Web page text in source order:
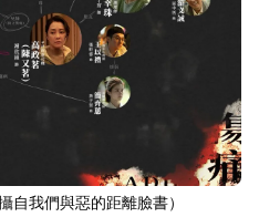
自我們與惡的距離臉書）